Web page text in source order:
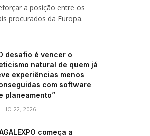
a posição entre os
procurados da Europa.
desafio é vencer o
natural de quem já
experiências menos
com software
planeamento”
22, 2026
começa a